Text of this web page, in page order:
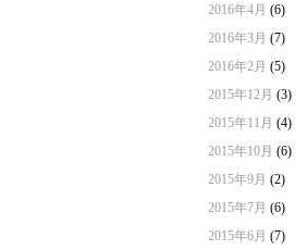
2016年4月 (6)
2016年3月 (7)
2016年2月 (5)
2015年12月 (3)
2015年11月 (4)
2015年10月 (6)
2015年9月 (2)
2015年7月 (6)
2015年6月 (7)